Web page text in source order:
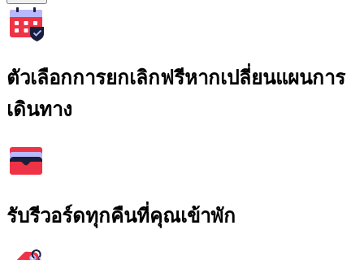
ตัวเลือกการยกเลิกฟรีหากเปลี่ยนแผนการ
เดินทาง
รับรีวอร์ดทุกคืนที่คุณเข้าพัก